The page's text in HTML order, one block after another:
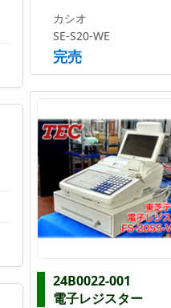
カシオ
SE-S20-WE
完売
24B0022-001
電子レジスター